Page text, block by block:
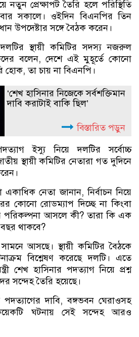
নতুন প্রেক্ষাপট তৈরি হলে পরিস্থিতি
সকালে। ওইদিন বিএনপির তিন
উপদেষ্টার সঙ্গে বৈঠক করেন।
স্থায়ী কমিটির সদস্য নজরুল
বলেন, দেশে এই মুহূর্তে কোনো
হোক, তা চায় না বিএনপি।
‘শেখ হাসিনার নিজেকে সর্বশক্তিমান
দাবি করাটাই বাকি ছিল’
বিস্তারিত পড়ুন
ইস্যু নিয়ে দলটির সর্বোচ্চ
স্থায়ী কমিটির নেতারা গত দুদিনে
নেতা জানান, নির্বাচন নিয়ে
কোনো রোডম্যাপ দিচ্ছে না কিংবা
পরিকল্পনা আসলে কী? তারা কি এক
থাকবে?
আসছে। স্থায়ী কমিটির বৈঠকে
বিশ্লেষণ করেছে দলটি। এতে
শেখ হাসিনার পদত্যাগ নিয়ে প্রশ্ন
সন্দেহ তৈরি হয়েছে।
দাবি, বঙ্গভবন ঘেরাওসহ
ঘটনায় সেই সন্দেহ আরও